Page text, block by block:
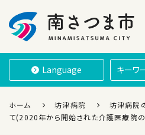
南さつま市
Language
ホーム 坊津病院 坊津病院
て(2020年から開始された介護医療院